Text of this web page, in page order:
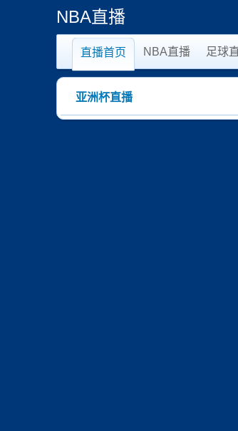
NBA直播
直播首页 NBA直播 足球
亚洲杯直播